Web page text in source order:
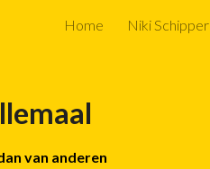
Skip to navigation
Home Niki Schipper
van anderen